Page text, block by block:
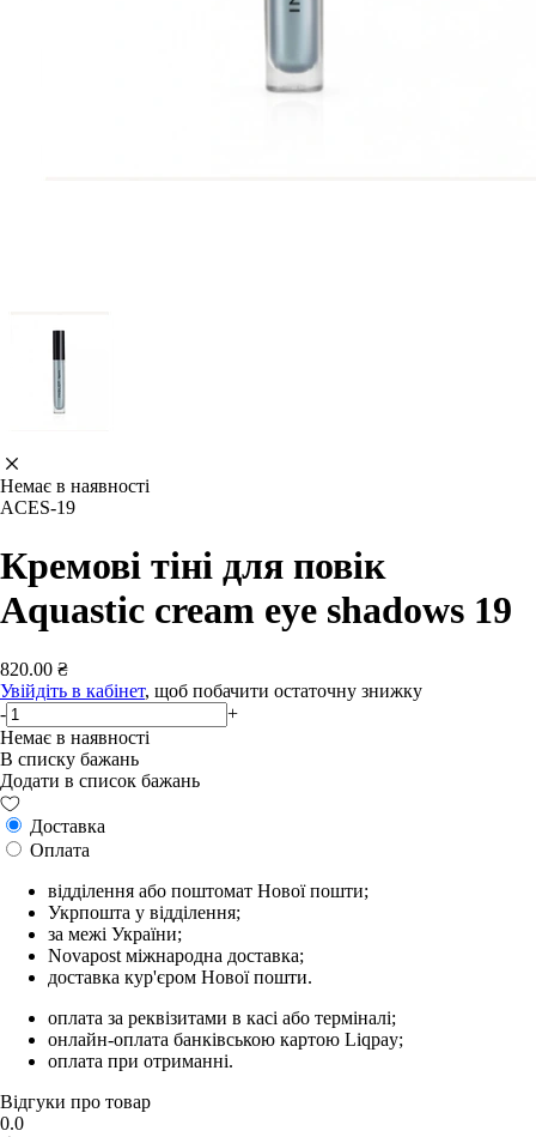
Немає в наявності
ACES-19
Кремові тіні для повік
Aquastic cream eye shadows 19
820.00 ₴
Увійдіть в кабінет, щоб побачити остаточну знижку
-
+
Немає в наявності
В списку бажань
Додати в список бажань
Доставка
Оплата
відділення або поштомат Нової пошти;
Укрпошта у відділення;
за межі України;
Novapost міжнародна доставка;
доставка кур'єром Нової пошти.
оплата за реквізитами в касі або терміналі;
онлайн-оплата банківською картою Liqpay;
оплата при отриманні.
Відгуки про товар
0.0